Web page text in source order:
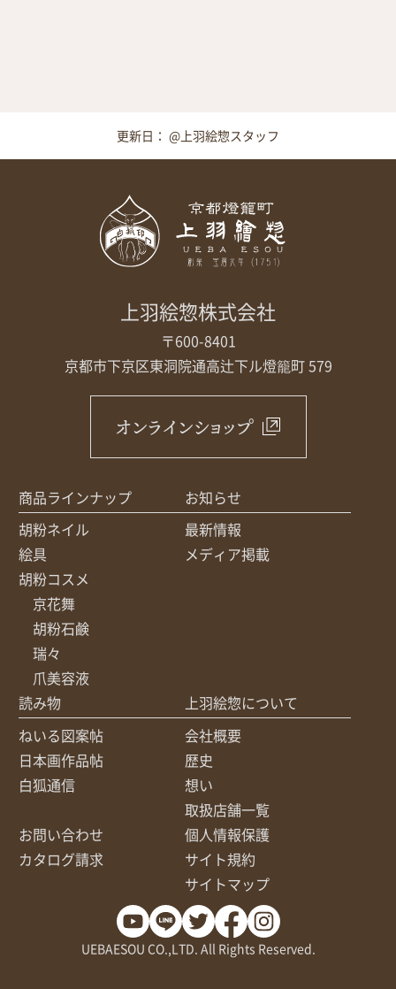
更新日： @上羽絵惣スタッフ
上羽絵惣株式会社
〒600-8401
京都市下京区東洞院通高辻下ル燈籠町 579
オンラインショップ
商品ラインナップ
胡粉ネイル
絵具
胡粉コスメ
京花舞
胡粉石鹸
瑞々
爪美容液
お知らせ
最新情報
メディア掲載
読み物
ねいる図案帖
日本画作品帖
白狐通信
上羽絵惣について
会社概要
歴史
想い
取扱店舗一覧
お問い合わせ
カタログ請求
個人情報保護
サイト規約
サイトマップ
UEBAESOU CO.,LTD. All Rights Reserved.